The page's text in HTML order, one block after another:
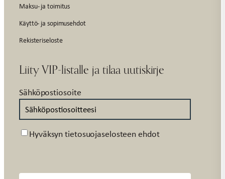
Maksu- ja toimitus
Käyttö- ja sopimusehdot
Rekisteriseloste
Liity VIP-listalle ja tilaa uutiskirje
Sähköpostiosoite
Suostumus
Hyväksyn tietosuojaselosteen ehdot